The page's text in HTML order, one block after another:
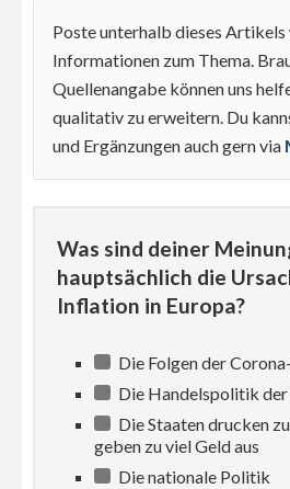
Poste unterhalb dieses
Informationen zum Thema.
Quellenangabe können uns
qualitativ zu erweitern. Du
und Ergänzungen auch gern via
Was sind deiner
hauptsächlich die
Inflation in Europa?
Die Folgen der
Die Handelspolitik
Die Staaten drucken
geben zu viel Geld aus
Die nationale Politik